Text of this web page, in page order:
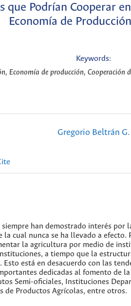
Podrían Cooperar
Economía de
Keywords:
Economía de producción,
Gregorio Beltrán G.
han demostrado interés por
cual nunca se ha llevado a
la agricultura por medio de
a tiempo que la
está en desacuerdo con las
dedicadas al fomento de
Semi-oficiales, Instituciones
de Productos Agrícolas, entre otros.